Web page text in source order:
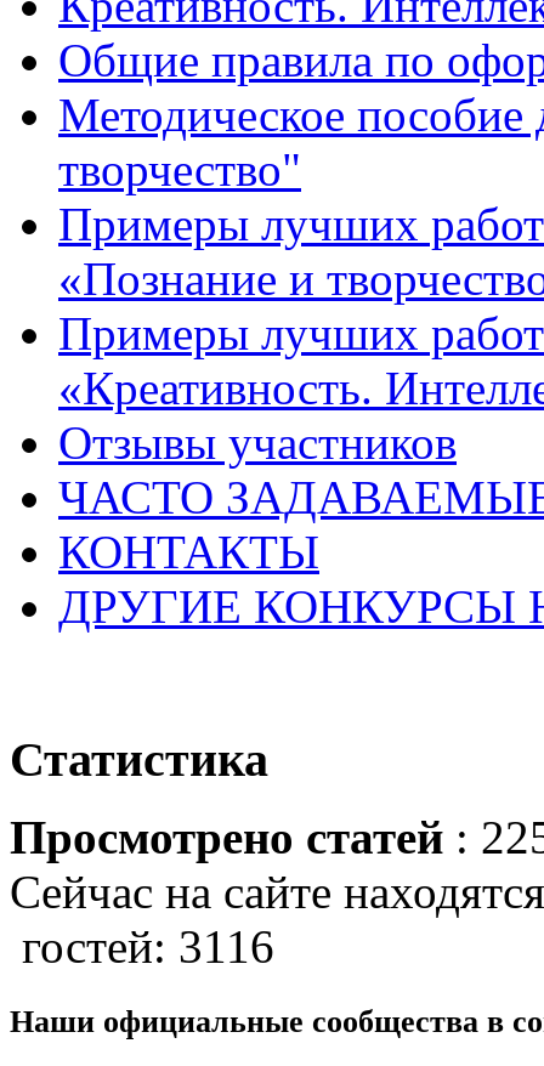
Общие правила по
Методическое пособие
творчество"
Примеры лучших работ
«Познание и
Примеры лучших работ
«Креативность.
Отзывы участников
ЧАСТО
КОНТАКТЫ
ДРУГИЕ
Статистика
Просмотрено статей :
Сейчас на сайте
гостей: 3116
Наши официальные сообщества в